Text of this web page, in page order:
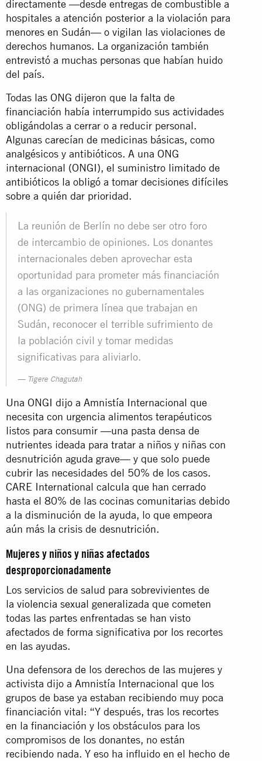
directamente —desde entregas de combustible a
hospitales a atención posterior a la violación para
menores en Sudán— o vigilan las violaciones de
derechos humanos. La organización también
entrevistó a muchas personas que habían huido
del país.
Todas las ONG dijeron que la falta de
financiación había interrumpido sus actividades
obligándolas a cerrar o a reducir personal.
Algunas carecían de medicinas básicas, como
analgésicos y antibióticos. A una ONG
internacional (ONGI), el suministro limitado de
antibióticos la obligó a tomar decisiones difíciles
sobre a quién dar prioridad.
La reunión de Berlín no debe ser otro foro
de intercambio de opiniones. Los donantes
internacionales deben aprovechar esta
oportunidad para prometer más financiación
a las organizaciones no gubernamentales
(ONG) de primera línea que trabajan en
Sudán, reconocer el terrible sufrimiento de
la población civil y tomar medidas
significativas para aliviarlo.
Tigere Chagutah
Una ONGI dijo a Amnistía Internacional que
necesita con urgencia alimentos terapéuticos
listos para consumir —una pasta densa de
nutrientes ideada para tratar a niños y niñas con
desnutrición aguda grave— y que solo puede
cubrir las necesidades del 50% de los casos.
CARE International calcula que han cerrado
hasta el 80% de las cocinas comunitarias debido
a la disminución de la ayuda, lo que empeora
aún más la crisis de desnutrición.
Mujeres y niños y niñas afectados
desproporcionadamente
Los servicios de salud para sobrevivientes de
la violencia sexual generalizada que cometen
todas las partes enfrentadas se han visto
afectados de forma significativa por los recortes
en las ayudas.
Una defensora de los derechos de las mujeres y
activista dijo a Amnistía Internacional que los
grupos de base ya estaban recibiendo muy poca
financiación vital: “Y después, tras los recortes
en la financiación y los obstáculos para los
compromisos de los donantes, no están
recibiendo nada. Y eso ha influido en el hecho de